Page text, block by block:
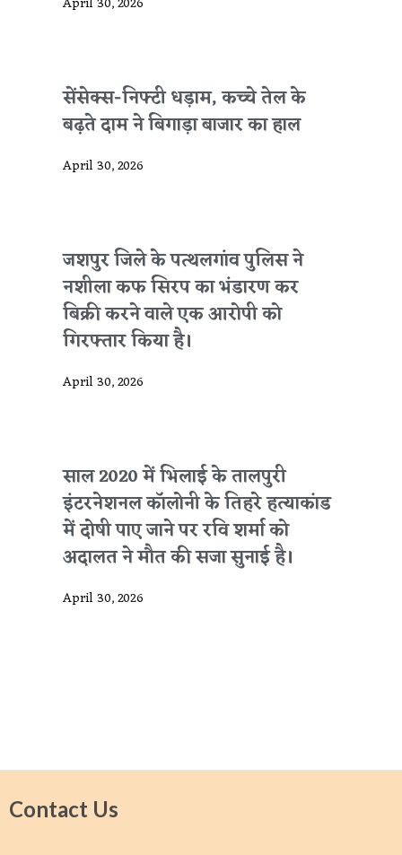
सेंसेक्स-निफ्टी धड़ाम, कच्चे तेल के
बढ़ते दाम ने बिगाड़ा बाजार का हाल
April 30, 2026
जशपुर जिले के पत्थलगांव पुलिस ने
नशीला कफ सिरप का भंडारण कर
बिक्री करने वाले एक आरोपी को
गिरफ्तार किया है।
April 30, 2026
साल 2020 में भिलाई के तालपुरी
इंटरनेशनल कॉलोनी के तिहरे हत्याकांड
में दोषी पाए जाने पर रवि शर्मा को
अदालत ने मौत की सजा सुनाई है।
April 30, 2026
Contact Us